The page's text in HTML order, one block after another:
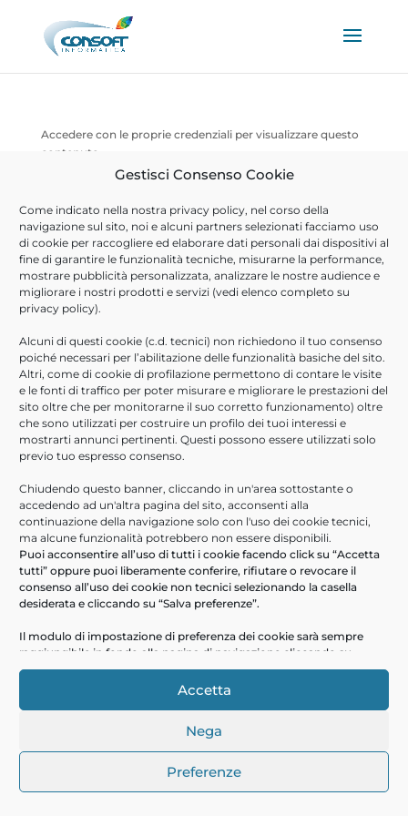
Gestisci Consenso Cookie
Come indicato nella nostra privacy policy, nel corso della
navigazione sul sito, noi e alcuni partners selezionati facciamo uso
di cookie per raccogliere ed elaborare dati personali dai dispositivi al
fine di garantire le funzionalità tecniche, misurarne la performance,
mostrare pubblicità personalizzata, analizzare le nostre audience e
migliorare i nostri prodotti e servizi (vedi elenco completo su
privacy policy).
Alcuni di questi cookie (c.d. tecnici) non richiedono il tuo consenso
poiché necessari per l’abilitazione delle funzionalità basiche del sito.
Altri, come di cookie di profilazione permettono di contare le visite
e le fonti di traffico per poter misurare e migliorare le prestazioni del
sito oltre che per monitorarne il suo corretto funzionamento) oltre
che sono utilizzati per costruire un profilo dei tuoi interessi e
mostrarti annunci pertinenti. Questi possono essere utilizzati solo
previo tuo espresso consenso.
Chiudendo questo banner, cliccando in un'area sottostante o
accedendo ad un'altra pagina del sito, acconsenti alla
continuazione della navigazione solo con l'uso dei cookie tecnici,
ma alcune funzionalità potrebbero non essere disponibili.
Puoi acconsentire all’uso di tutti i cookie facendo click su “Accetta
tutti” oppure puoi liberamente conferire, rifiutare o revocare il
consenso all’uso dei cookie non tecnici selezionando la casella
desiderata e cliccando su “Salva preferenze”.
Il modulo di impostazione di preferenza dei cookie sarà sempre
raggiungibile in fondo alla pagina di navigazione cliccando su
“gestisci consenso”
Accetta
Nega
Preferenze
Accedere con le proprie credenziali per visualizzare questo
contenuto.
Password
Ricordami
Powered byHubstrat © 2020 Consoft Informatica – Sede Legale Via
Salvatore Negretti, 42 – 00062 Bracciano (RM) - P.
IVA/C.F.09154571005 -
Privacy e Cookie Policy